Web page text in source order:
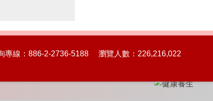
專線：886-2-2736-5188 瀏覽人數：226,216,022